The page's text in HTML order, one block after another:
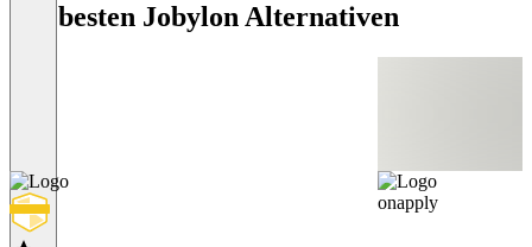
Die besten Jobylon Alternativen
onapply